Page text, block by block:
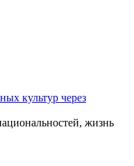
культур через
жизнь